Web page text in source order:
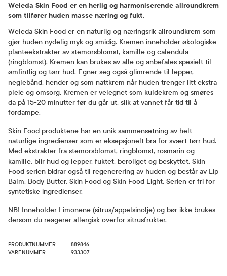
Weleda Skin Food er en herlig og harmoniserende allroundkrem
som tilfører huden masse næring og fukt.
Weleda Skin Food er en naturlig og næringsrik allroundkrem som
gjør huden nydelig myk og smidig. Kremen inneholder økologiske
planteekstrakter av stemorsblomst, kamille og calendula
(ringblomst). Kremen kan brukes av alle og anbefales spesielt til
ømfintlig og tørr hud. Egner seg også glimrende til lepper,
neglebånd, hender og som nattkrem når huden trenger litt ekstra
pleie og omsorg. Kremen er velegnet som kuldekrem og smøres
da på 15-20 minutter før du går ut, slik at vannet får tid til å
fordampe.
Skin Food produktene har en unik sammensetning av helt
naturlige ingredienser som er eksepsjonelt bra for svært tørr hud.
Med ekstrakter fra stemorsblomst, ringblomst, rosmarin og
kamille, blir hud og lepper, fuktet, beroliget og beskyttet. Skin
Food serien bidrar også til regenerering av huden og består av Lip
Balm, Body Butter, Skin Food og Skin Food Light. Serien er fri for
syntetiske ingredienser.
NB! Inneholder Limonene (sitrus/appelsinolje) og bør ikke brukes
dersom du reagerer allergisk overfor sitrusfrukter.
PRODUKTNUMMER
889846
VARENUMMER
933307